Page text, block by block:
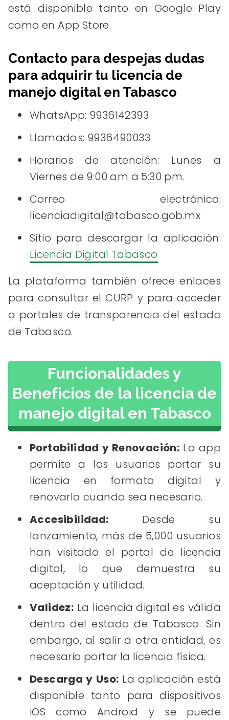
está disponible tanto en Google Play
como en App Store.
Contacto para despejas dudas
para adquirir tu licencia de
manejo digital en Tabasco
WhatsApp: 9936142393
Llamadas: 9936490033
Horarios de atención: Lunes a
Viernes de 9:00 am a 5:30 pm.
Correo electrónico:
licenciadigital@tabasco.gob.mx
Sitio para descargar la aplicación:
Licencia Digital Tabasco
La plataforma también ofrece enlaces
para consultar el CURP y para acceder
a portales de transparencia del estado
de Tabasco.
Funcionalidades y
Beneficios de la licencia de
manejo digital en Tabasco
Portabilidad y Renovación: La app
permite a los usuarios portar su
licencia en formato digital y
renovarla cuando sea necesario.
Accesibilidad: Desde su
lanzamiento, más de 5,000 usuarios
han visitado el portal de licencia
digital, lo que demuestra su
aceptación y utilidad.
Validez: La licencia digital es válida
dentro del estado de Tabasco. Sin
embargo, al salir a otra entidad, es
necesario portar la licencia física.
Descarga y Uso: La aplicación está
disponible tanto para dispositivos
iOS como Android y se puede